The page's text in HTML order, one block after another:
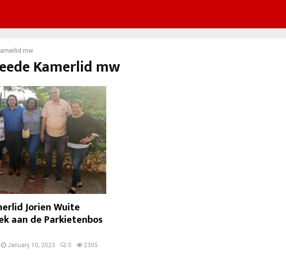
mw
Kamerlid mw
Jorien Wuite
aan de Parkietenbos
January 10, 2023 0 2305